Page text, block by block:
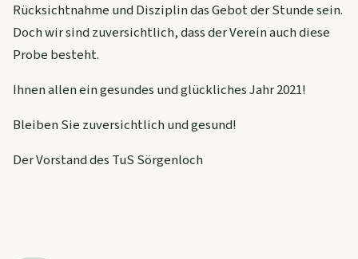
Rücksichtnahme und Disziplin das Gebot der Stunde sein.
Doch wir sind zuversichtlich, dass der Verein auch diese
Probe besteht.
Ihnen allen ein gesundes und glückliches Jahr 2021!
Bleiben Sie zuversichtlich und gesund!
Der Vorstand des TuS Sörgenloch